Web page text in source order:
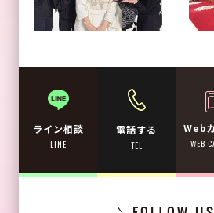
ライン相談
LINE
電話する
TEL
Web
WEB